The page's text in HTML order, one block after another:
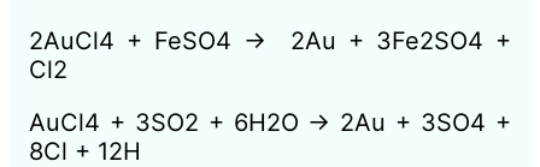
2AuCl4 + FeSO4 → 2Au + 3Fe2SO4 +
Cl2
AuCl4 + 3SO2 + 6H2O → 2Au + 3SO4 +
8Cl + 12H